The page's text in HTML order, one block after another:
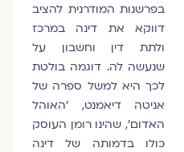
בפרשנות המודרנית להציב
דווקא את דינה במרכז
ולתת דין וחשבון על
שנעשה לה. דוגמה בולטת
לכך היא למשל ספרה של
אניטה דיאמנט, 'האוהל
האדום', שהינו רומן העוסק
כולו בדמותה של דינה